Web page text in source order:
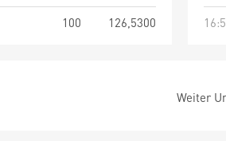
100 126,5300
Weiter